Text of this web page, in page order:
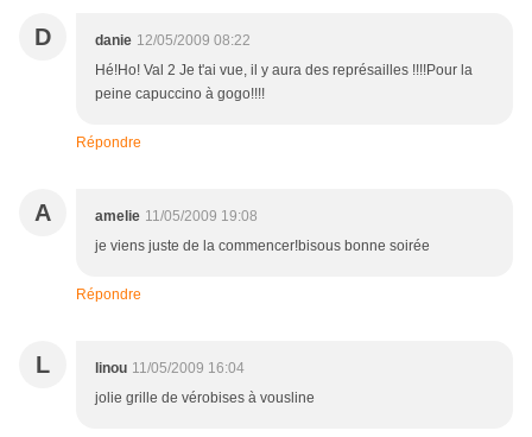
D danie 12/05/2009 08:22
Hé!Ho! Val 2 Je t'ai vue, il y aura des représailles !!!!Pour la
peine capuccino à gogo!!!!
Répondre
A amelie 11/05/2009 19:08
je viens juste de la commencer!bisous bonne soirée
Répondre
L linou 11/05/2009 16:04
jolie grille de vérobises à vousline